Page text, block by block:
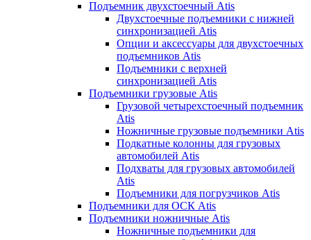
Подъемник двухстоечный Atis
Двухстоечные подъемники с нижней
синхронизацией Atis
Опции и аксессуары для двухстоечных
подъемников Atis
Подъемники с верхней
синхронизацией Atis
Подъемники грузовые Atis
Грузовой четырехстоечный подъемник
Atis
Ножничные грузовые подъемники Atis
Подкатные колонны для грузовых
автомобилей Atis
Подхваты для грузовых автомобилей
Atis
Подъемники для погрузчиков Atis
Подъемники для ОСК Atis
Подъемники ножничные Atis
Ножничные подъемники для